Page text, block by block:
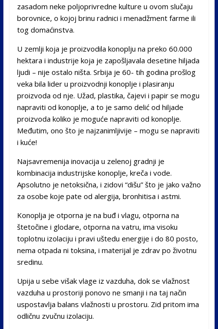
zasadom neke poljoprivredne kulture u ovom slučaju
borovnice, o kojoj brinu radnici i menadžment farme ili
tog domaćinstva.
U zemlji koja je proizvodila konoplju na preko 60.000
hektara i industrije koja je zapošljavala desetine hiljada
ljudi – nije ostalo ništa. Srbija je 60- tih godina prošlog
veka bila lider u proizvodnji konoplje i plasiranju
proizvoda od nje. Užad, plastika, čajevi i papir se mogu
napraviti od konoplje, a to je samo delić od hiljade
proizvoda koliko je moguće napraviti od konoplje.
Međutim, ono što je najzanimljivije – mogu se napraviti
i kuće!
Najsavremenija inovacija u zelenoj gradnji je
kombinacija industrijske konoplje, kreča i vode.
Apsolutno je netoksična, i zidovi “dišu” što je jako važno
za osobe koje pate od alergija, bronhitisa i astmi.
Konoplja je otporna je na buđ i vlagu, otporna na
štetočine i glodare, otporna na vatru, ima visoku
toplotnu izolaciju i pravi uštedu energije i do 80 posto,
nema otpada ni toksina, i materijal je zdrav po životnu
sredinu.
Upija u sebe višak vlage iz vazduha, dok se vlažnost
vazduha u prostoriji ponovo ne smanji i na taj način
uspostavlja balans vlažnosti u prostoru. Zid pritom ima
odličnu zvučnu izolaciju.